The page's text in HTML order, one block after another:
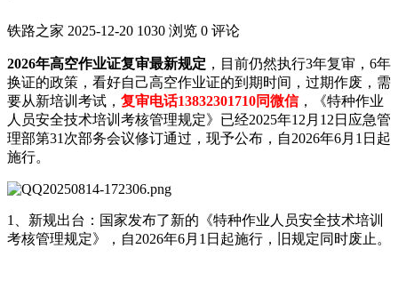
铁路之家 2025-12-20 1030 浏览 0 评论
2026年高空作业证复审最新规定 ，目前仍然执行3年复审，6年
换证的政策，看好自己高空作业证的到期时间，过期作废，需
要从新培训考试， 复审电话13832301710同微信，《特种作业
人员安全技术培训考核管理规定》已经2025年12月12日应急管
理部第31次部务会议修订通过，现予公布，自2026年6月1日起
施行。
1、新规出台：国家发布了新的《特种作业人员安全技术培训
考核管理规定》，自2026年6月1日起施行，旧规定同时废止。